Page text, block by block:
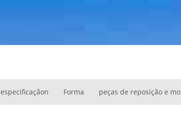
especificaçãon Forma peças de reposição e